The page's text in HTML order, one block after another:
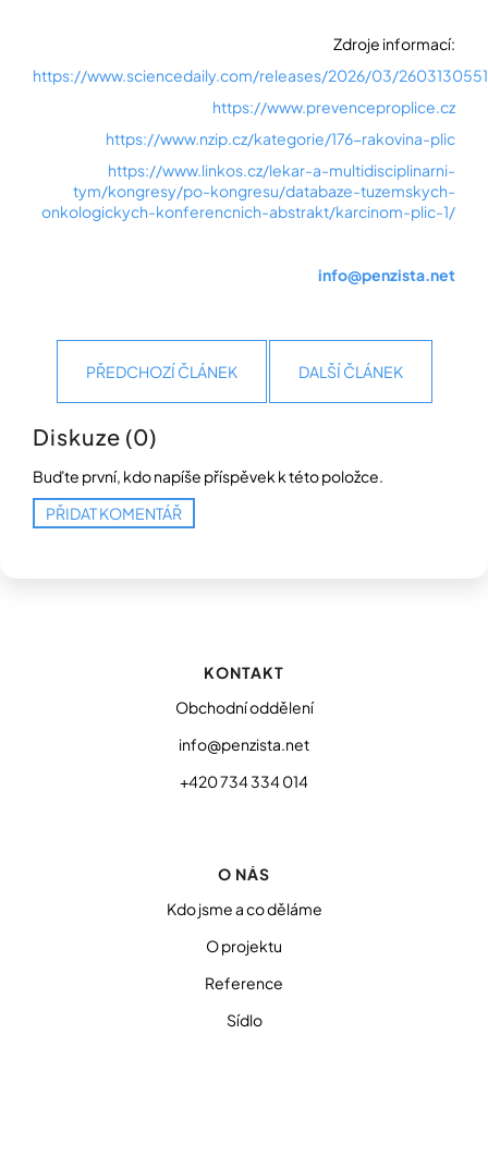
Zdroje informací:
https://www.sciencedaily.com/releases/2026/03/
https://www.prevenceproplice.cz
https://www.nzip.cz/kategorie/176-rakovina-plic
https://www.linkos.cz/lekar-a-multidisciplinarni-
tym/kongresy/po-kongresu/databaze-tuzemskych-
onkologickych-konferencnich-abstrakt/karcinom-plic-1/
info@penzista.net
PŘEDCHOZÍ ČLÁNEK DALŠÍ ČLÁNEK
Diskuze (0)
Buďte první, kdo napíše příspěvek k této položce.
PŘIDAT KOMENTÁŘ
KONTAKT
Obchodní oddělení
info@penzista.net
+420 734 334 014
O NÁS
Kdo jsme a co děláme
O projektu
Reference
Sídlo